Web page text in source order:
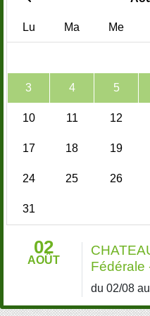
Lu Ma Me
3 4 5
10 11 12
17 18 19
24 25 26
31
02
AOÛT
Fédérale
du 02/08